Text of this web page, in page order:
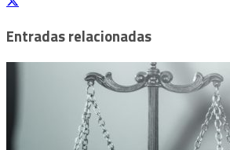
Entradas relacionadas